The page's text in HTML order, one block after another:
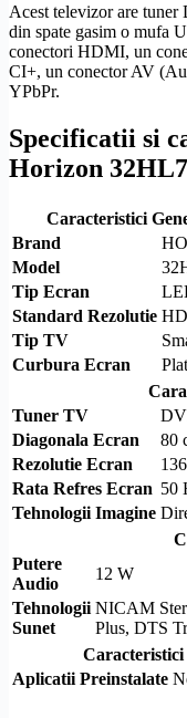
Acest televizor are tuner
din spate gasim o mufa
conectori HDMI, un
CI+, un conector AV
YPbPr.
Specificatii si
Horizon
Caracteristici
Brand
Model
Tip Ecran
Standard Rezolutie HD
Tip TV
Curbura Ecran
Plat
Tuner TV
Diagonala Ecran
80
Rezolutie Ecran
Rata Refres Ecran 50
Tehnologii Imagine
Putere
Audio
12 W
Tehnologii
Sunet
NICAM
Plus, DTS
Caracteristici
Aplicatii Preinstalate